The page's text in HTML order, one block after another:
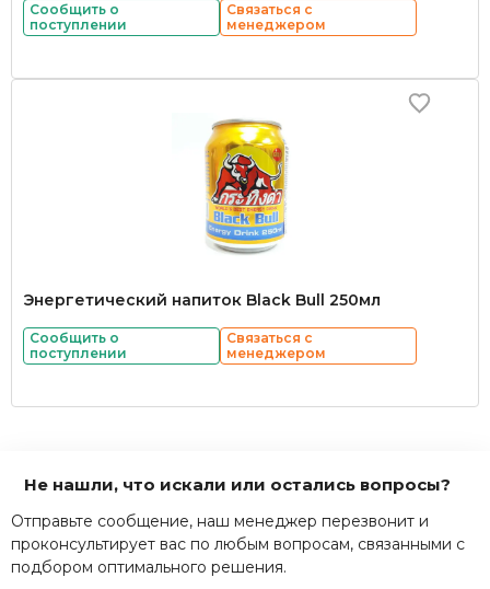
Сообщить о
поступлении
Связаться с
менеджером
Энергетический напиток Black Bull 250мл
Сообщить о
поступлении
Связаться с
менеджером
Не нашли, что искали или остались вопросы?
Отправьте сообщение, наш менеджер перезвонит и
проконсультирует вас по любым вопросам, связанными с
подбором оптимального решения.